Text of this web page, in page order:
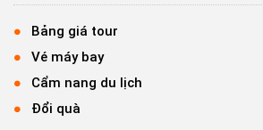
Bảng giá tour
Vé máy bay
Cẩm nang du lịch
Đổi quà